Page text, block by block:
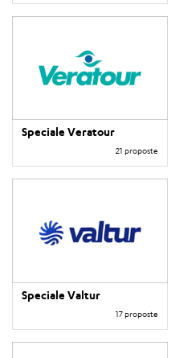
Speciale Veratour
21 proposte
Speciale Valtur
17 proposte